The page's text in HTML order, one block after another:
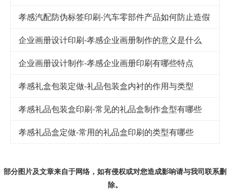
孝感汽配防伪标签印刷-汽车零部件产品如何防止造假
企业画册设计印刷-孝感企业画册制作的意义是什么
企业画册设计制作-孝感企业画册印刷有哪些特点
孝感礼盒包装定做-礼品包装盒内衬的作用与类型
孝感礼品包装盒印刷-常见的礼品盒制作盒型有哪些
孝感礼品盒定做-常用的礼品盒印刷的类型有哪些
部分图片及文章来自于网络，如有侵权或对您造成影响请与我司联系删
除。